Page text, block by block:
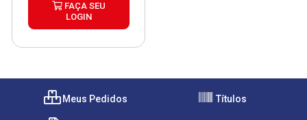
FAÇA SEU
LOGIN
Meus Pedidos Títulos